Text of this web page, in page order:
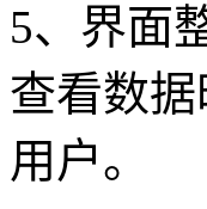
5、界面
查看数
用户。